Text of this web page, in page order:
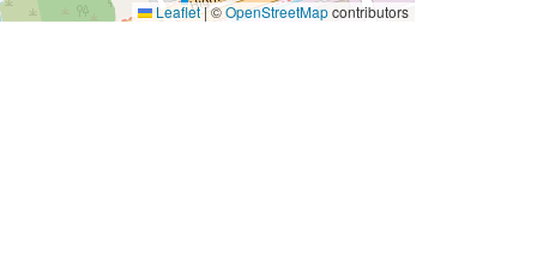
Leaflet|©OpenStreetMapcontributors